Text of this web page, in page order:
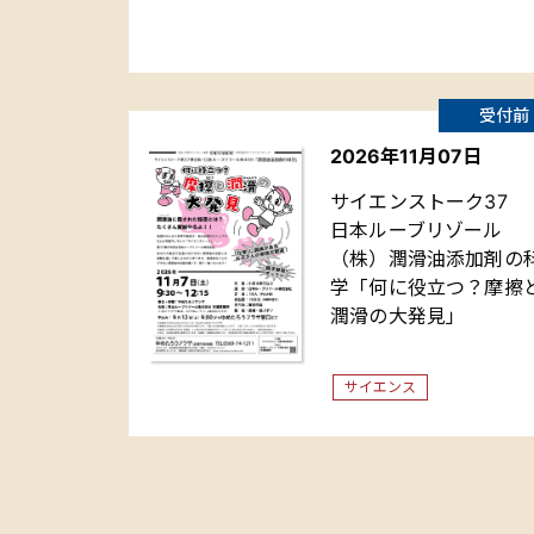
受付前
2026年11月07日
サイエンストーク37
日本ルーブリゾール
（株）潤滑油添加剤の
学「何に役立つ？摩擦
潤滑の大発見」
サイエンス